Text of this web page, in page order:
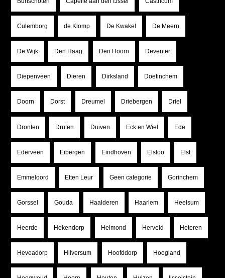
Culemborg de Klomp De Kwakel De Meern
De Wijk Den Haag Den Hoorn Deventer
Diepenveen Dieren Dirksland Doetinchem
Doorn Dorst Dreumel Driebergen Driel
Dronten Druten Duiven Eck en Wiel Ede
Ederveen Eibergen Eindhoven Elsloo Elst
Emmeloord Etten Leur Geen categorie Gorinchem
Gorssel Gouda Haalderen Haarlem Heelsum
Heerde Hekendorp Helmond Herveld Heteren
Heveadorp Hilversum Hoofddorp Hoogland